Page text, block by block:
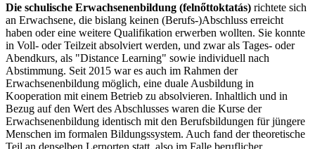
Die schulische Erwachsenenbildung (felnőttoktatás) richtete sich
an Erwachsene, die bislang keinen (Berufs-)Abschluss erreicht
haben oder eine weitere Qualifikation erwerben wollten. Sie konnte
in Voll- oder Teilzeit absolviert werden, und zwar als Tages- oder
Abendkurs, als "Distance Learning" sowie individuell nach
Abstimmung. Seit 2015 war es auch im Rahmen der
Erwachsenenbildung möglich, eine duale Ausbildung in
Kooperation mit einem Betrieb zu absolvieren. Inhaltlich und in
Bezug auf den Wert des Abschlusses waren die Kurse der
Erwachsenenbildung identisch mit den Berufsbildungen für jüngere
Menschen im formalen Bildungssystem. Auch fand der theoretische
Teil an denselben Lernorten statt, also im Falle beruflicher